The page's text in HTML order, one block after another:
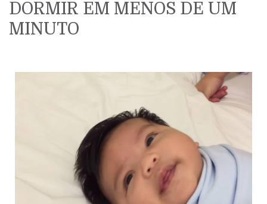
DORMIR EM MENOS DE UM
MINUTO